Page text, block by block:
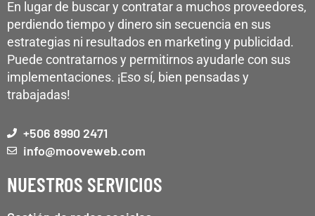
En lugar de buscar y contratar a muchos proveedores,
perdiendo tiempo y dinero sin secuencia en sus
estrategias ni resultados en marketing y publicidad.
Puede contratarnos y permitirnos ayudarle con sus
implementaciones. ¡Eso sí, bien pensadas y
trabajadas!
+506 8990 2471
info@mooveweb.com
NUESTROS SERVICIOS